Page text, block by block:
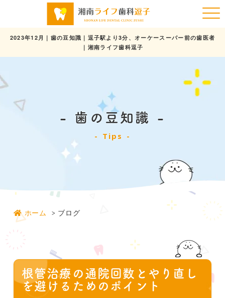
歯の豆知識
Tips
2023年12月｜歯の豆知識｜逗子駅より3分、オーケースーパー前の歯医者
｜湘南ライフ歯科逗子
ホーム ブログ
根管治療の通院回数とやり直し
を避けるためのポイント